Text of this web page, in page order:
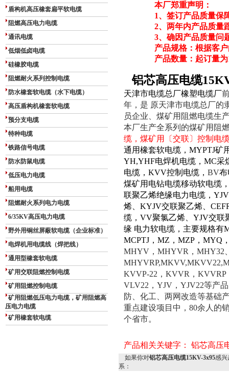
盾构机高压橡套扁平软电缆
阻燃高压电力电缆
通讯电缆
低烟低卤电缆
硅橡胶电缆
阻燃耐火系列控制电缆
防水橡套软电缆（水下电缆）
高压盾构机橡套软电缆
预分支电缆
特种电缆
铁路信号电缆
防水防鼠电缆
低压电力电缆
船用电缆
阻燃耐火系列电力电缆
6/35KV高压电力电缆
野外用铜丝屏蔽软电缆（企业标准）
电焊机用电缆线（焊把线）
通用型橡套软电缆
矿用交联阻燃控制电缆
矿用阻燃控制电缆
矿用阻燃低压电力电缆，矿用阻燃高
压电力电缆
矿用橡套软电缆
本厂郑重声明：
1、签订产品质量保
2、两年内产品质量
3、确因产品质量问
产品规格：根据客
产品数量：起订量
铝芯高压电缆
天津市电缆总厂橡塑电缆厂
年，是 原天津市电缆总厂的
员企业、煤矿用阻燃电缆生
本厂生产全系列的煤矿用阻
缆 ，煤矿用〔交联〕控制电
通用橡套软电缆，MYPTJ矿
YH,YHF电焊机电缆，MC采
电缆，KVV控制电缆， BV布
煤矿用电钻电缆移动软电缆
联聚乙烯绝缘电力电缆，
烯、KYJV交联聚乙烯、
缆，VV聚氯乙烯、YJV交联
缘 电力软电缆，主要规格有
MCPTJ，MZ，MZP，MYQ
MHYV，MHYVR，MHY32
KVVP-22，KVVR，
VLV22，YJV，YJV22等产
防、化工、两网改造等基础
重点建设项目中，80余人的
个省市。
产品相关关键字： 铝芯高压
如果你对铝芯高压电缆15KV-3x95感兴
系：